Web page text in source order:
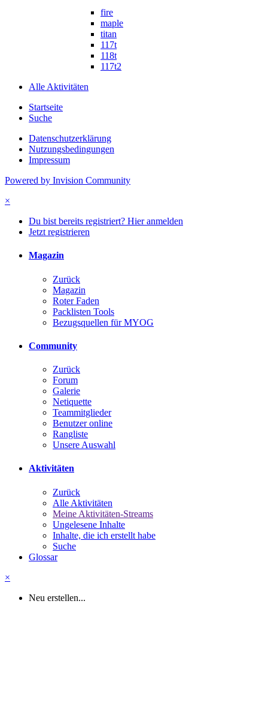
fire
maple
titan
117t
118t
117t2
Alle Aktivitäten
Startseite
Suche
Datenschutzerklärung
Nutzungsbedingungen
Impressum
Powered by Invision Community
×
Du bist bereits registriert? Hier anmelden
Jetzt registrieren
Magazin
Zurück
Magazin
Roter Faden
Packlisten Tools
Bezugsquellen für MYOG
Community
Zurück
Forum
Galerie
Netiquette
Teammitglieder
Benutzer online
Rangliste
Unsere Auswahl
Aktivitäten
Zurück
Alle Aktivitäten
Meine Aktivitäten-Streams
Ungelesene Inhalte
Inhalte, die ich erstellt habe
Suche
Glossar
×
Neu erstellen...